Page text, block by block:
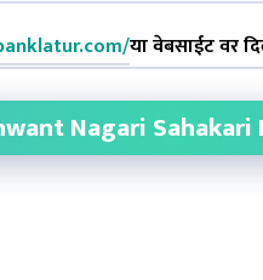
या वेबसाईट वर
Nagari Sahakari